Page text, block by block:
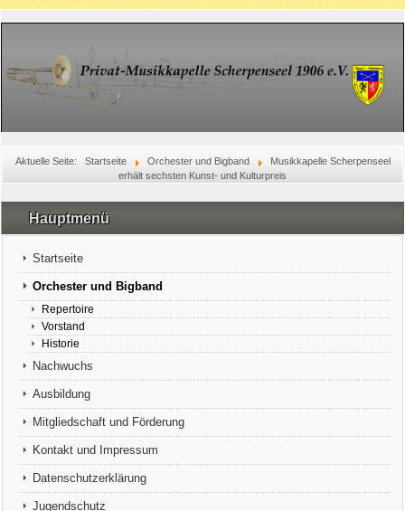
Aktuelle Seite: Startseite Orchester und Bigband
Musikkapelle Scherpenseel
erhält sechsten Kunst- und Kulturpreis
Hauptmenü
Startseite
Orchester und Bigband
Repertoire
Vorstand
Historie
Nachwuchs
Ausbildung
Mitgliedschaft und Förderung
Kontakt und Impressum
Datenschutzerklärung
Jugendschutz